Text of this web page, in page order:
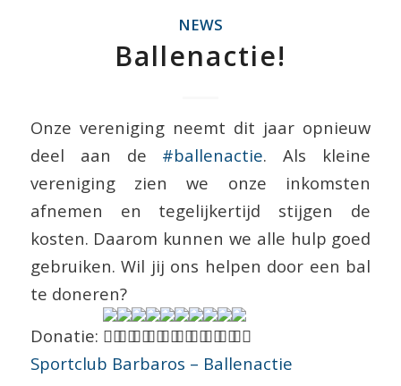
NEWS
Ballenactie!
Onze vereniging neemt dit jaar opnieuw
deel aan de #ballenactie. Als kleine
vereniging zien we onze inkomsten
afnemen en tegelijkertijd stijgen de
kosten. Daarom kunnen we alle hulp goed
gebruiken. Wil jij ons helpen door een bal
te doneren?
Donatie:
Sportclub Barbaros – Ballenactie